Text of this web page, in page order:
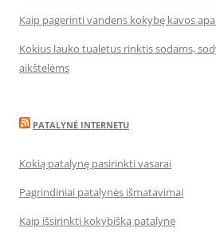
Kaip pagerinti vandens kokybę kavos
Kokius lauko tualetus rinktis sodams,
aikštelėms
PATALYNĖ INTERNETU
Kokią patalynę pasirinkti vasarai
Pagrindiniai patalynės išmatavimai
Kaip išsirinkti kokybišką patalynę